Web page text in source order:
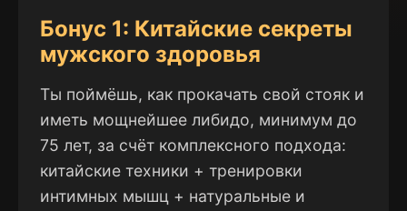
Бонус 1: Китайские секреты
мужского здоровья
Ты поймёшь, как прокачать свой стояк и
иметь мощнейшее либидо, минимум до
75 лет, за счёт комплексного подхода:
китайские техники + тренировки
интимных мышц + натуральные и